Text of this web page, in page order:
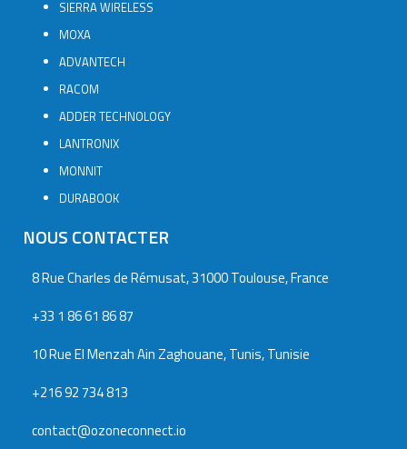
SIERRA WIRELESS
MOXA
ADVANTECH
RACOM
ADDER TECHNOLOGY
LANTRONIX
MONNIT
DURABOOK
NOUS CONTACTER
8 Rue Charles de Rémusat, 31000 Toulouse, France
+33 1 86 61 86 87
10 Rue El Menzah Ain Zaghouane, Tunis, Tunisie
+216 92 734 813
contact@ozoneconnect.io